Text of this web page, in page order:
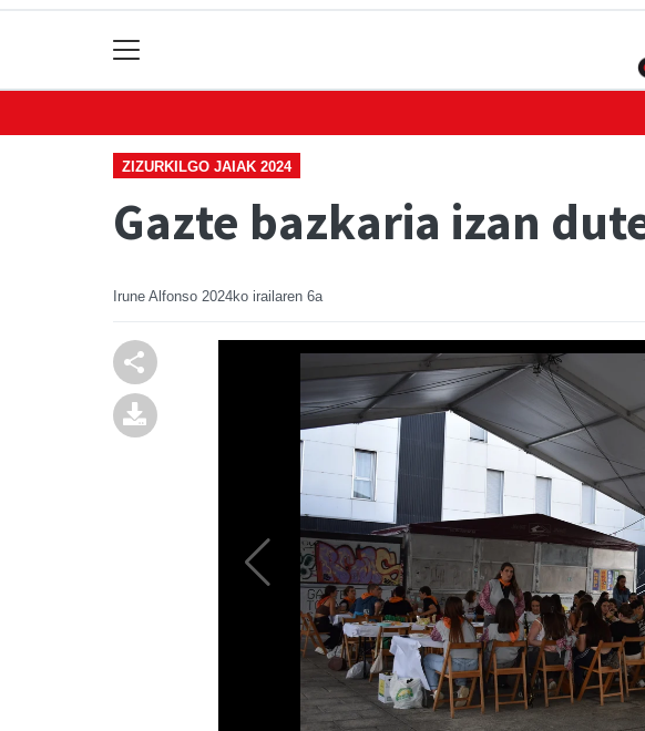
ZIZURKILGO JAIAK 2024
Gazte bazkaria izan
Irune Alfonso 2024ko irailaren 6a